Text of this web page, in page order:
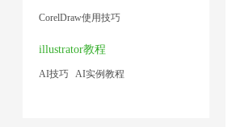
CorelDraw使用技巧
illustrator教程
AI技巧 AI实例教程